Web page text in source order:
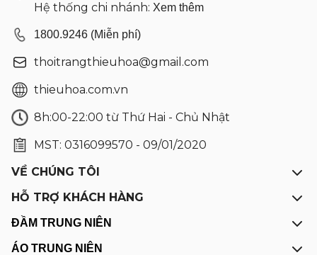
Hệ thống chi nhánh: Xem thêm
1800.9246 (Miễn phí)
thoitrangthieuhoa@gmail.com
thieuhoa.com.vn
8h:00-22:00 từ Thứ Hai - Chủ Nhật
MST: 0316099570 - 09/01/2020
VỀ CHÚNG TÔI
HỖ TRỢ KHÁCH HÀNG
ĐẦM TRUNG NIÊN
ÁO TRUNG NIÊN